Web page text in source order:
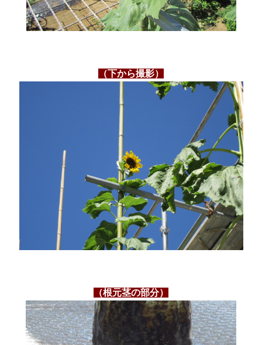
（下から撮影）
（根元茎の部分）